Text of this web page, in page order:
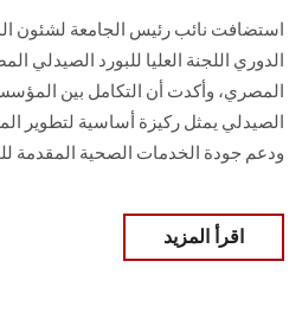
استضافت نائب رئيس الجامعة لشئون
الدوري اللجنة العليا للبورد
المصري، وأكدت أن التكامل بين
الصيدلي يمثل ركيزة أساسية لتطوير
ودعم جودة الخدمات الصحية المقدمة
اقرأ المزيد